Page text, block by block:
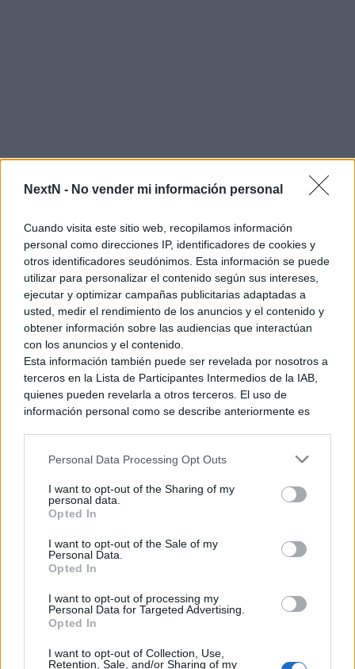
NextN - No vender mi información personal
Cuando visita este sitio web, recopilamos información
personal como direcciones IP, identificadores de cookies y
otros identificadores seudónimos. Esta información se puede
utilizar para personalizar el contenido según sus intereses,
ejecutar y optimizar campañas publicitarias adaptadas a
usted, medir el rendimiento de los anuncios y el contenido y
obtener información sobre las audiencias que interactúan
con los anuncios y el contenido.
Esta información también puede ser revelada por nosotros a
terceros en la Lista de Participantes Intermedios de la IAB,
quienes pueden revelarla a otros terceros. El uso de
información personal como se describe anteriormente es
generamos contenido relevante para nuestra audiencia.
recopilación y uso de datos en nuestra Política de
Privacidad.
terceros por nuestra parte, utilice la siguiente opción de
exclusión y confirme su selección. Tenga en cuenta que
después de que se procese su solicitud de exclusión, es
posible que continúe viendo anuncios basados en intereses
basados en la información personal utilizada por nosotros o
en información personal divulgada a terceros antes de su
Puede optar por no participar en la divulgación adicional de
Personal Data Processing Opt Outs
I want to opt-out of the Sharing of my
personal data.
Opted In
I want to opt-out of the Sale of my
Personal Data.
Opted In
I want to opt-out of processing my
Personal Data for Targeted Advertising.
Opted In
I want to opt-out of Collection, Use,
Retention, Sale, and/or Sharing of my
En esta propuesta seremos partícipes de losJuegos
Heroicos, un acontecimiento que por lo visto ocurre dentro
de un coliseo y como es de esperarse de una nueva entrega
de la serie Fire Emblem, los combates por turnos en tableros
diversos tomarán el timón. Según nos han comentado en
una nota de prensa,se entrelazarán varias líneas
argumentales, pero no han mencionado si dividirán la cosa
por rutas o si iremos saltando entre diferentes perspectivas
de un conflicto.
Ver también
4 junio, 2026 22:39
En el tráiler se ha podido ver un pequeño anticipo de la
historia y lo que más nos llamó la atención fue lo que
apareció al final. Al parecer, una versión adulta deSothis, un